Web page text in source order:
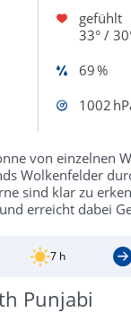
gefühlt
33° /
69 %
1002
von einzelnen
Wolkenfelder
sind klar zu
erreicht dabei
7 h
Punjabi